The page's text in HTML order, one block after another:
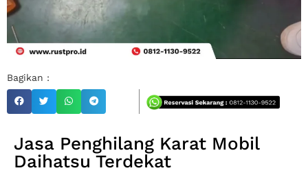
Bagikan :
Jasa Penghilang Karat Mobil
Daihatsu Terdekat